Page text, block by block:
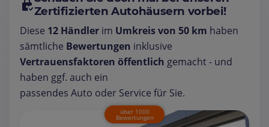
Zertifizierten Autohäusern vorbei!
Diese 12 Händler im Umkreis von 50 km haben
sämtliche Bewertungen inklusive
Vertrauensfaktoren öffentlich gemacht - und
haben ggf. auch ein
passendes Auto oder Service für Sie.
über 1000
Bewertungen